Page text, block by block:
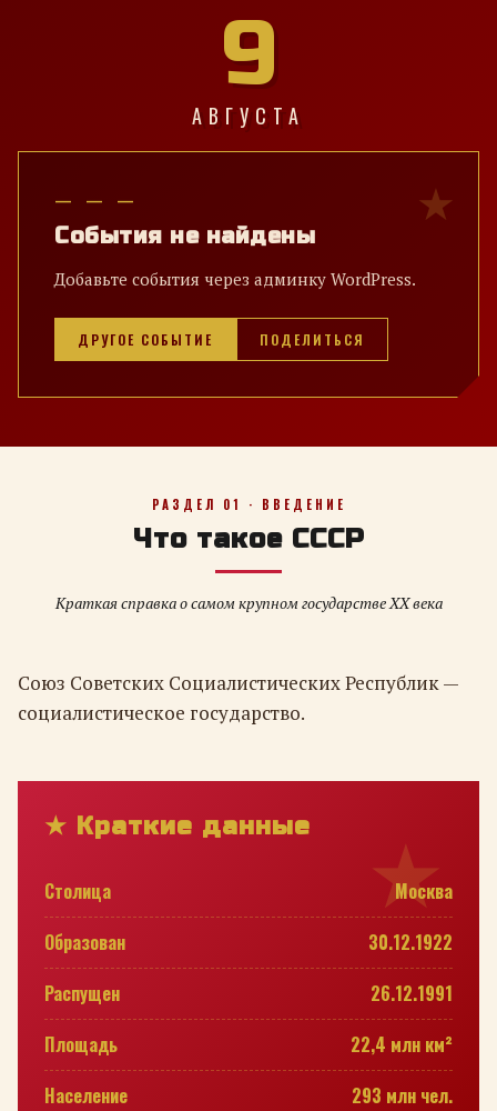
9
АВГУСТА
— — —
События не найдены
Добавьте события через админку WordPress.
ДРУГОЕ СОБЫТИЕ ПОДЕЛИТЬСЯ
РАЗДЕЛ 01 · ВВЕДЕНИЕ
Что такое СССР
Краткая справка о самом крупном государстве XX века
Союз Советских Социалистических Республик —
социалистическое государство.
★ Краткие данные
Столица
Москва
Образован
30.12.1922
Распущен
26.12.1991
Площадь
22,4 млн км²
Население
293 млн чел.